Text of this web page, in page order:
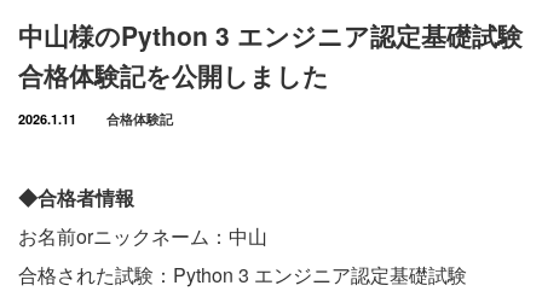
中山様のPython 3 エンジニア認定基礎試験
合格体験記を公開しました
2026.1.11 合格体験記
◆合格者情報
お名前orニックネーム：中山
合格された試験：Python 3 エンジニア認定基礎試験